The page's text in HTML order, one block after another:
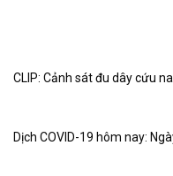
CLIP: Cảnh sát đu dây cứu
Dịch COVID-19 hôm nay: